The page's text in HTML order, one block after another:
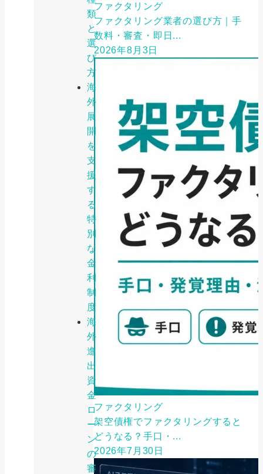
類
と
選
び
方
海
外
展
開
を
支
援
す
る
特
別
な
金
利
制
度
海
外
進
出
資
金
ロ
ー
ン
の
審
ファクタリング
ファクタリング業者の選び方｜手
数料・審査・即日...
2026年8月3日
ファクタリング
架空債権でファクタリングすると
どうなる？手口・...
2026年7月30日